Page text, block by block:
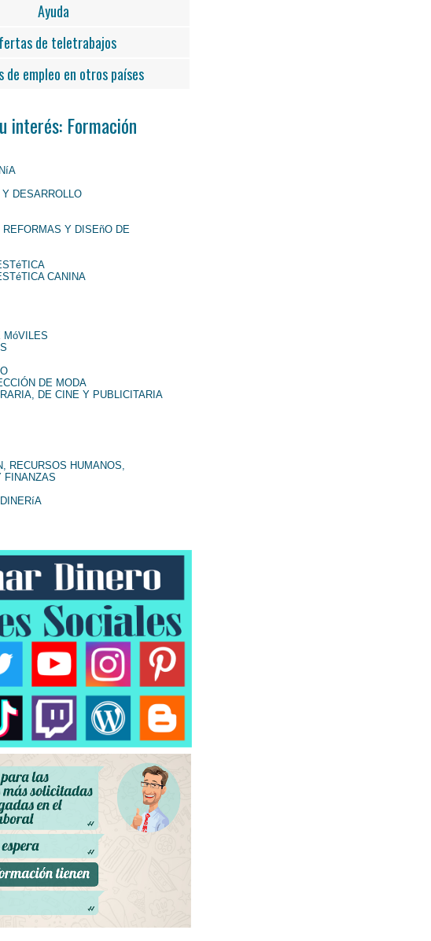
Ayuda
de teletrabajos
de empleo en otros países
interés: Formación
DESARROLLO
Y DISEñO DE
CANINA
MóVILES
DE MODA
DE CINE Y PUBLICITARIA
RECURSOS HUMANOS,
FINANZAS